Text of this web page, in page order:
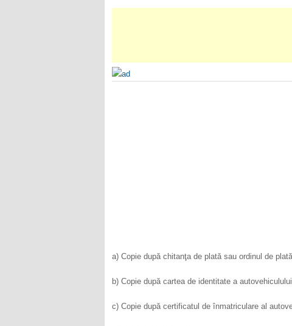
a) Copie după chitanţa de plată sau ordinul de
b) Copie după cartea de identitate a
c) Copie după certificatul de înmatriculare al